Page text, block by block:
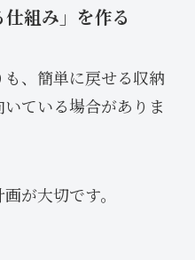
組み」を作る
、簡単に戻せる収納
ている場合がありま
が大切です。